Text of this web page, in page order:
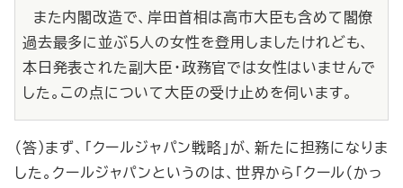
また内閣改造で、岸田首相は高市大臣も含めて閣僚
過去最多に並ぶ５人の女性を登用しましたけれども、
本日発表された副大臣・政務官では女性はいませんで
した。この点について大臣の受け止めを伺います。
（答）まず、「クールジャパン戦略」が、新たに担務になりま
した。クールジャパンというのは、世界から「クール（かっ